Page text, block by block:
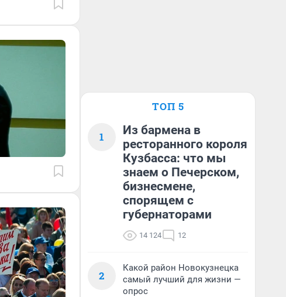
ТОП 5
1
Из бармена в
ресторанного короля
Кузбасса: что мы
знаем о Печерском,
бизнесмене,
спорящем с
губернаторами
14 124 12
2
Какой район Новокузнецка
самый лучший для жизни —
опрос